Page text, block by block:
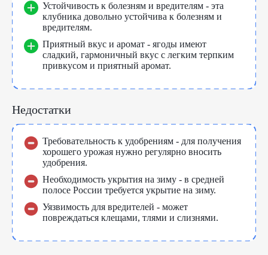
Устойчивость к болезням и вредителям - эта
клубника довольно устойчива к болезням и
вредителям.
Приятный вкус и аромат - ягоды имеют
сладкий, гармоничный вкус с легким терпким
привкусом и приятный аромат.
Недостатки
Требовательность к удобрениям - для получения
хорошего урожая нужно регулярно вносить
удобрения.
Необходимость укрытия на зиму - в средней
полосе России требуется укрытие на зиму.
Уязвимость для вредителей - может
повреждаться клещами, тлями и слизнями.